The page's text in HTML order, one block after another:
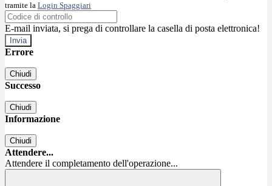
tramite la Login Spaggiari
E-mail inviata, si prega di controllare la casella di posta elettronica!
Errore
Chiudi
Successo
Chiudi
Informazione
Chiudi
Attendere...
Attendere il completamento dell'operazione...